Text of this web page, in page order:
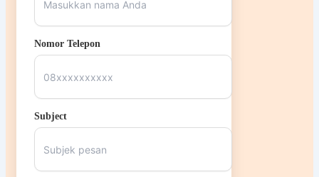
Nomor Telepon
Subject